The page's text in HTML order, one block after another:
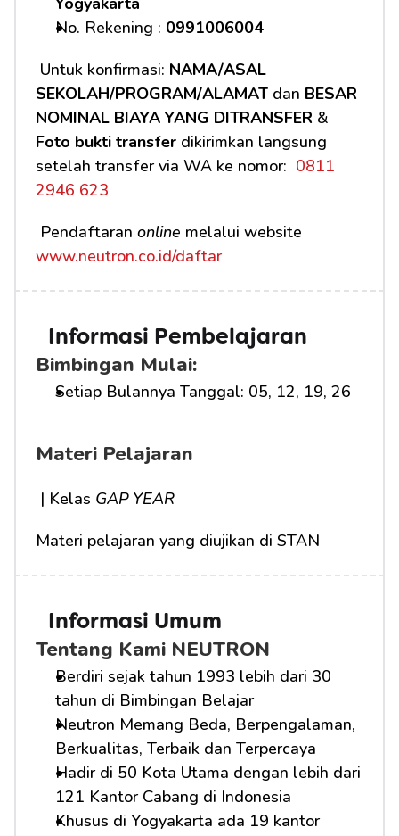
No. Rekening : 0991006004
Untuk konfirmasi: NAMA/ASAL
SEKOLAH/PROGRAM/ALAMAT dan BESAR
NOMINAL BIAYA YANG DITRANSFER
Foto bukti transfer dikirimkan langsung
setelah transfer via WA ke nomor: 0811
2946 623
Pendaftaran online
www.neutron.co.id/daftar
Informasi Pembelajaran
Bimbingan Mulai:
Setiap Bulannya Tanggal: 05, 12, 19, 26
Materi Pelajaran
| Kelas GAP YEAR
Materi pelajaran yang diujikan di STAN
Informasi Umum
Tentang Kami NEUTRON
Berdiri sejak tahun 1993 lebih dari 30
tahun di Bimbingan Belajar
Neutron Memang Beda, Berpengalaman,
Berkualitas, Terbaik dan Terpercaya
Hadir di 50 Kota Utama dengan lebih dari
121 Kantor Cabang di Indonesia
Khusus di Yogyakarta ada 19 kantor